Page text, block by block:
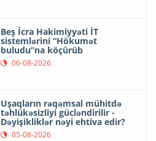
Beş İcra Hakimiyyəti İT
sistemlərini “Hökumət
buludu”na köçürüb
06-08-2026
Uşaqların rəqəmsal mühitdə
təhlükəsizliyi gücləndirilir -
Dəyişikliklər nəyi ehtiva edir?
05-08-2026